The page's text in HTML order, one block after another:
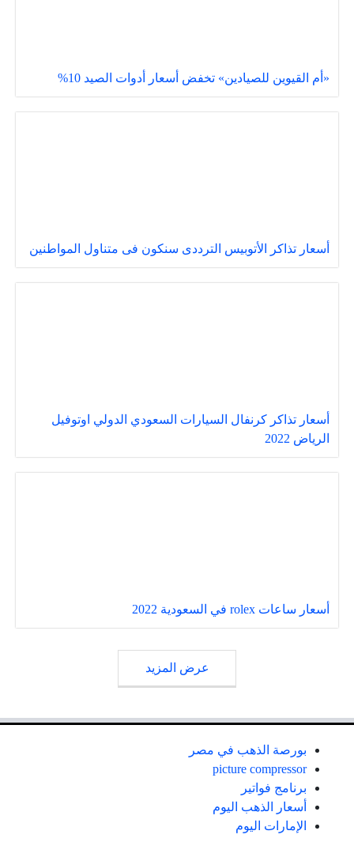
«أم القيوين للصيادين» تخفض أسعار أدوات الصيد 10%
أسعار تذاكر الأتوبيس الترددى سنكون فى متناول المواطنين
أسعار تذاكر كرنفال السيارات السعودي الدولي اوتوفيل
الرياض 2022
أسعار ساعات rolex في السعودية 2022
عرض المزيد
بورصة الذهب في مصر
picture compressor
برنامج فواتير
أسعار الذهب اليوم
الإمارات اليوم